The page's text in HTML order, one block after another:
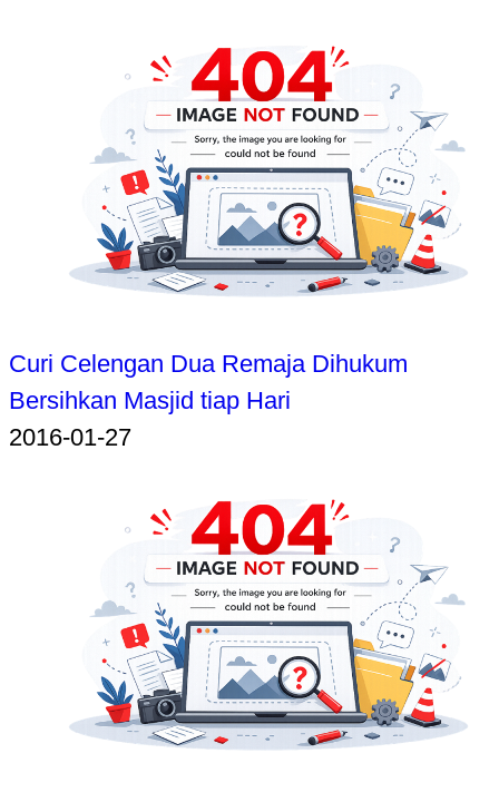
Curi Celengan Dua Remaja Dihukum
Bersihkan Masjid tiap Hari
2016-01-27